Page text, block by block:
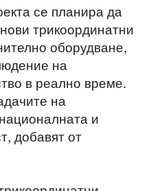
се планира да
трикоординатни
оборудване,
на
в реално време.
на
и
добавят от